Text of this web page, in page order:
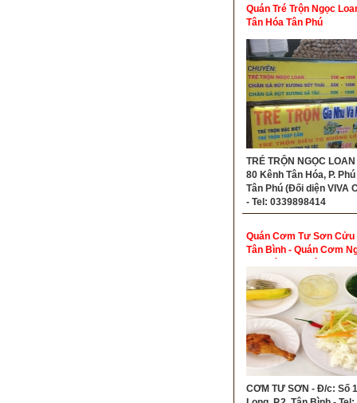
Quán Tré Trộn Ngọc
Tân Hóa Tân Phú
TRÉ TRỘN NGỌC
80 Kênh Tân Hóa, P.
Tân Phú (Đối diện VIVA
- Tel: 0339898414
Quán Cơm Tư Sơn Cửu
Tân Bình - Quán Cơm
Khu Sân Bay Tân Sơn
CƠM TƯ SƠN - Đ/c: Số
Long, P.2, Tân Bình - Tel: